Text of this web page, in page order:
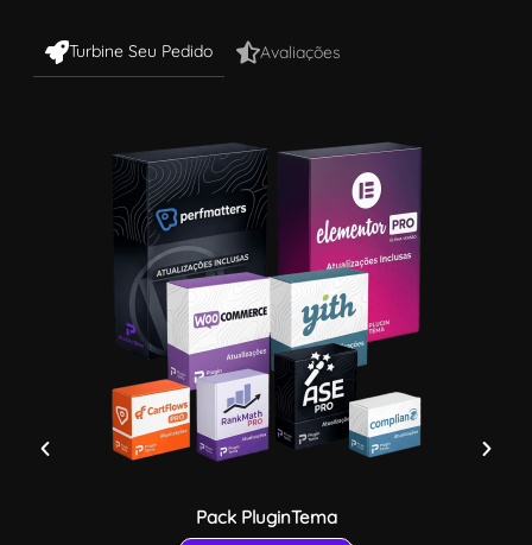
Turbine Seu Pedido Avaliações
Pack PluginTema